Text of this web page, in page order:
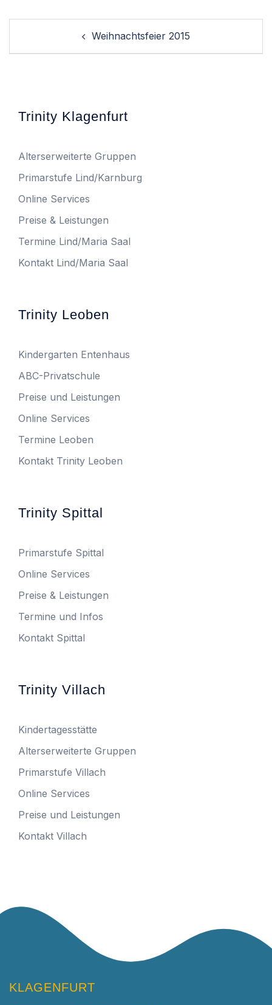
Weihnachtsfeier 2015
Trinity Klagenfurt
Alterserweiterte Gruppen
Primarstufe Lind/Karnburg
Online Services
Preise & Leistungen
Termine Lind/Maria Saal
Kontakt Lind/Maria Saal
Trinity Leoben
Kindergarten Entenhaus
ABC-Privatschule
Preise und Leistungen
Online Services
Termine Leoben
Kontakt Trinity Leoben
Trinity Spittal
Primarstufe Spittal
Online Services
Preise & Leistungen
Termine und Infos
Kontakt Spittal
Trinity Villach
Kindertagesstätte
Alterserweiterte Gruppen
Primarstufe Villach
Online Services
Preise und Leistungen
Kontakt Villach
KLAGENFURT